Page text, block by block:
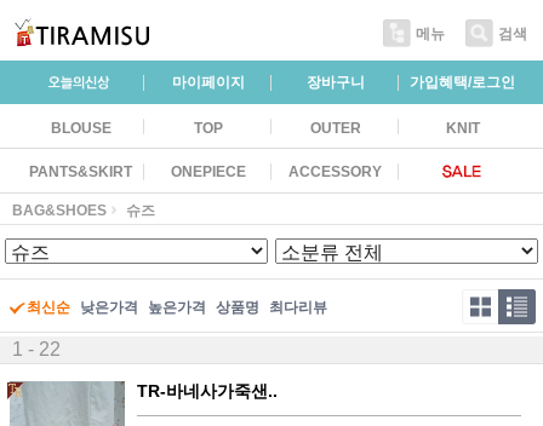
메뉴 검색
마이페이지 장바구니 가입혜택/로그인
BLOUSE TOP OUTER KNIT
PANTS&SKIRT ONEPIECE ACCESSORY
BAG&SHOES 슈즈
최신순 낮은가격 높은가격 상품명 최다리뷰
1 - 22
TR-바네사가죽샌..